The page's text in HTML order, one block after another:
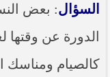
السؤال: بعض
الدورة عن
كالصيام ومناسك